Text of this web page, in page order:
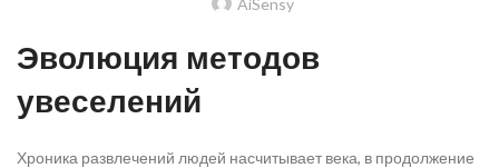
AiSensy
Эволюция методов
увеселений
Хроника развлечений людей насчитывает века, в продолжение